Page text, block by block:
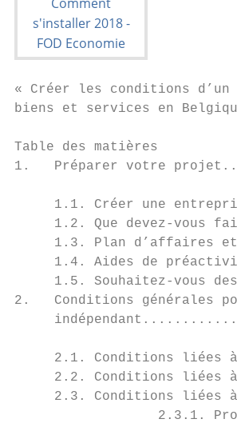
« Créer les conditions
biens et services en
Table des matières
1.   Préparer
1.1. Créer une
1.2. Que devez-vous
1.3. Plan d’affaires
1.4. Aides de
1.5. Souhaitez-vous
2.   Conditions générales
2.1. Conditions liées
2.2. Conditions liées
2.3. Conditions liées
2.3.1.